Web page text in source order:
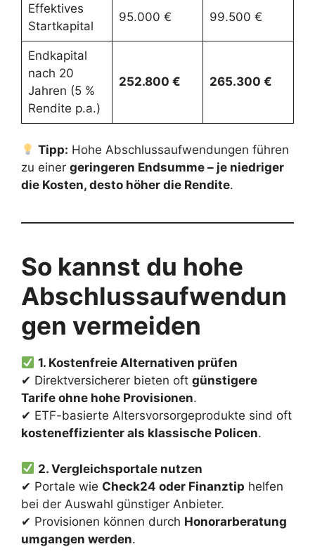
Effektives
Startkapital
95.000 € 99.500 €
Endkapital
nach 20
Jahren (5 %
Rendite p.a.)
252.800 € 265.300 €
Tipp: Hohe Abschlussaufwendungen führen
zu einer geringeren Endsumme – je niedriger
die Kosten, desto höher die Rendite.
So kannst du hohe
Abschlussaufwendun
gen vermeiden
1. Kostenfreie Alternativen prüfen
✔ Direktversicherer bieten oft günstigere
Tarife ohne hohe Provisionen.
✔ ETF-basierte Altersvorsorgeprodukte sind oft
kosteneffizienter als klassische Policen.
2. Vergleichsportale nutzen
✔ Portale wie Check24 oder Finanztip helfen
bei der Auswahl günstiger Anbieter.
✔ Provisionen können durch Honorarberatung
umgangen werden.